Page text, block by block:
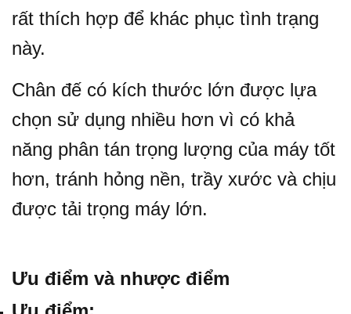
rất thích hợp để khác phục tình trạng
này.
Chân đế có kích thước lớn được lựa
chọn sử dụng nhiều hơn vì có khả
năng phân tán trọng lượng của máy tốt
hơn, tránh hỏng nền, trầy xước và chịu
được tải trọng máy lớn.
Ưu điểm và nhược điểm